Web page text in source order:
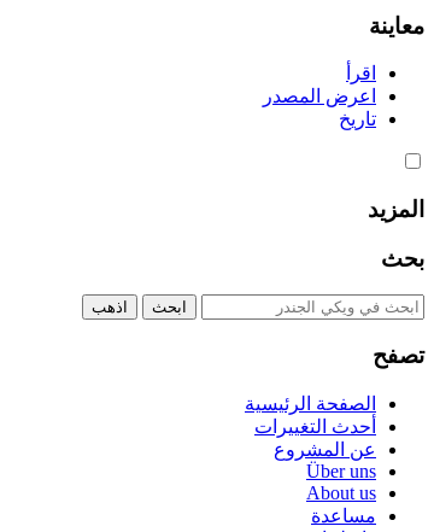
معاينة
اقرأ
اعرض المصدر
تاريخ
المزيد
بحث
تصفح
الصفحة الرئيسية
أحدث التغييرات
عن المشروع
Über uns
About us
مساعدة